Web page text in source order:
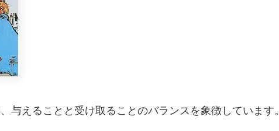
与えることと受け取ることのバランスを象徴していま